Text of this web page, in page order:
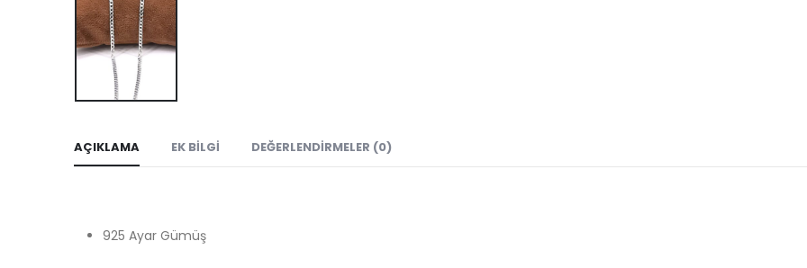
AÇIKLAMA EK BILGI DEĞERLENDIRMELER (0)
925 Ayar Gümüş